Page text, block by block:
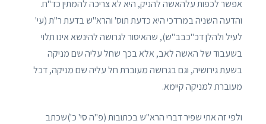
אפשר לכפות עלהאשה להניק, היא לא צריכה להמתין כד"ח.
והדעה השניה במרדכי היא כדעת תוס' והרא"ש בדעת ר"ת (עי'
לעיל ולהלן דכ"כבב"ש), שהאיסור לגרושה להינשא אינו תלוי
בשעבוד של האשה לאב, אלא בכך שחל עליה שם מניקה
בשעת גירושיה, וגם בגרושה מעוברת חל עליה שם מניקה, דכל
מעוברת למניקה קיימא.
ולפי זה אתי שפיר דברי הרא"ש בכתובות (פ"ה סי' כ')שכתב